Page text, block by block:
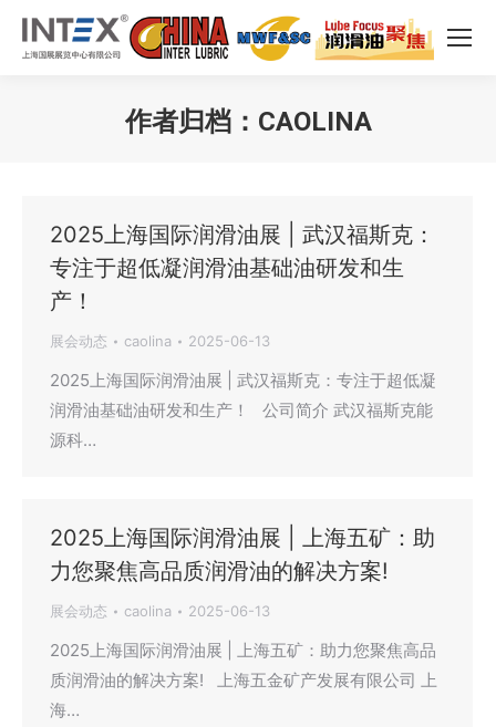
作者归档： CAOLINA
2025上海国际润滑油展 | 武汉福斯克：
专注于超低凝润滑油基础油研发和生
产！
展会动态 caolina 2025-06-13
2025上海国际润滑油展 | 武汉福斯克：专注于超低凝
润滑油基础油研发和生产！ 公司简介 武汉福斯克能
源科…
2025上海国际润滑油展 | 上海五矿：助
力您聚焦高品质润滑油的解决方案!
展会动态 caolina 2025-06-13
2025上海国际润滑油展 | 上海五矿：助力您聚焦高品
质润滑油的解决方案! 上海五金矿产发展有限公司 上
海…